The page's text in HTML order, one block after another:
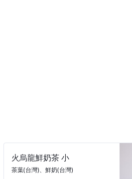
火烏龍鮮奶茶 小
茶葉(台灣)、鮮奶(台灣)